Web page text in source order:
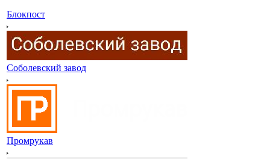
Блокпост
Соболевский завод
Промрукав